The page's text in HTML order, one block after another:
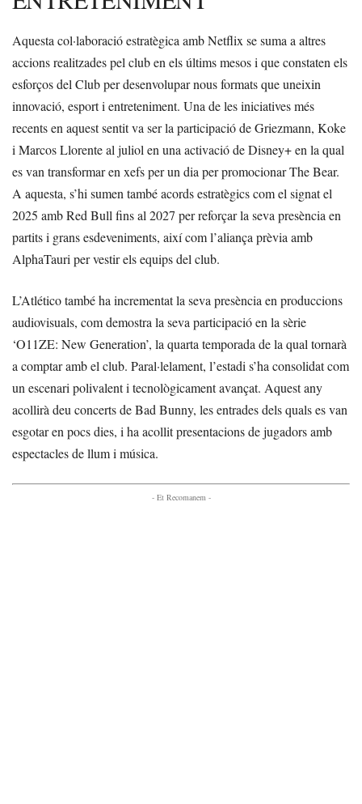
Aquesta col·laboració estratègica amb Netflix se suma a altres
accions realitzades pel club en els últims mesos i que constaten els
esforços del Club per desenvolupar nous formats que uneixin
innovació, esport i entreteniment. Una de les iniciatives més
recents en aquest sentit va ser la participació de Griezmann, Koke
i Marcos Llorente al juliol en una activació de Disney+ en la qual
es van transformar en xefs per un dia per promocionar The Bear.
A aquesta, s’hi sumen també acords estratègics com el signat el
2025 amb Red Bull fins al 2027 per reforçar la seva presència en
partits i grans esdeveniments, així com l’aliança prèvia amb
AlphaTauri per vestir els equips del club.
L’Atlético també ha incrementat la seva presència en produccions
audiovisuals, com demostra la seva participació en la sèrie
‘O11ZE: New Generation’, la quarta temporada de la qual tornarà
a comptar amb el club. Paral·lelament, l’estadi s’ha consolidat com
un escenari polivalent i tecnològicament avançat. Aquest any
acollirà deu concerts de Bad Bunny, les entrades dels quals es van
esgotar en pocs dies, i ha acollit presentacions de jugadors amb
espectacles de llum i música.
- Et Recomanem -